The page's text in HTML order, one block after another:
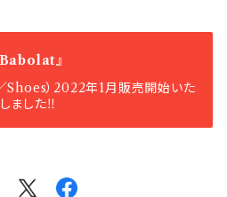
Babolat』
）2022年1月販売開始いた
しました‼️